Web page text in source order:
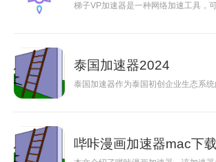
梯子VP加速器是一种网络加速工具，
泰国加速器2024
泰国加速器作为泰国初创企业生态系
哔咔漫画加速器mac下载